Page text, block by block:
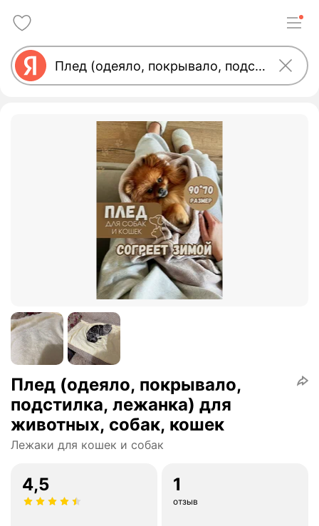
Плед (одеяло, покрывало,
подстилка, лежанка) для
животных, собак, кошек
Лежаки для кошек и собак
4,5 1
отзыв